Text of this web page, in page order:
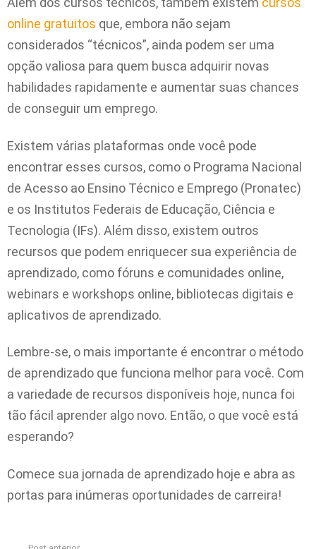
online gratuitos que, embora não sejam
considerados “técnicos”, ainda podem ser uma
opção valiosa para quem busca adquirir novas
habilidades rapidamente e aumentar suas chances
de conseguir um emprego.
Existem várias plataformas onde você pode
encontrar esses cursos, como o Programa Nacional
de Acesso ao Ensino Técnico e Emprego (Pronatec)
e os Institutos Federais de Educação, Ciência e
Tecnologia (IFs). Além disso, existem outros
recursos que podem enriquecer sua experiência de
aprendizado, como fóruns e comunidades online,
webinars e workshops online, bibliotecas digitais e
aplicativos de aprendizado.
Lembre-se, o mais importante é encontrar o método
de aprendizado que funciona melhor para você. Com
a variedade de recursos disponíveis hoje, nunca foi
tão fácil aprender algo novo. Então, o que você está
esperando?
Comece sua jornada de aprendizado hoje e abra as
portas para inúmeras oportunidades de carreira!